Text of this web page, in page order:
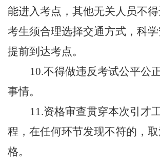
能进入考点，其他无关人员不得
考生须合理选择交通方式，科学
提前到达考点。
10.不得做违反考试公平公
事情。
11.资格审查贯穿本次引才
程，在任何环节发现不符的，
格。